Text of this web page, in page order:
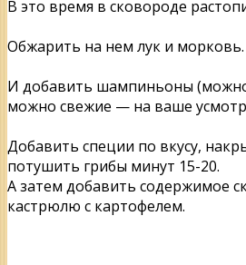
В это время в сковороде
Обжарить на нем лук и морковь.
И добавить шампиньоны
можно свежие — на ваше
Добавить специи по вкусу,
потушить грибы минут 15-20.
А затем добавить содержимое
кастрюлю с картофелем.